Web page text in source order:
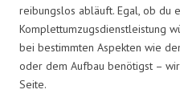
reibungslos abläuft. Egal, ob du
Komplettumzugsdienstleistung
bei bestimmten Aspekten wie
oder dem Aufbau benötigst –
Seite.